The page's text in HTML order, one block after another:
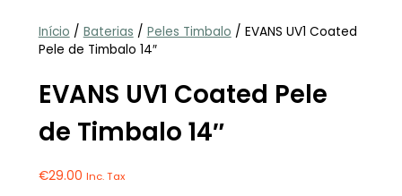
Início / Baterias / Peles Timbalo / EVANS UV1 Coated
Pele de Timbalo 14″
EVANS UV1 Coated Pele
de Timbalo 14″
€29.00 Inc. Tax